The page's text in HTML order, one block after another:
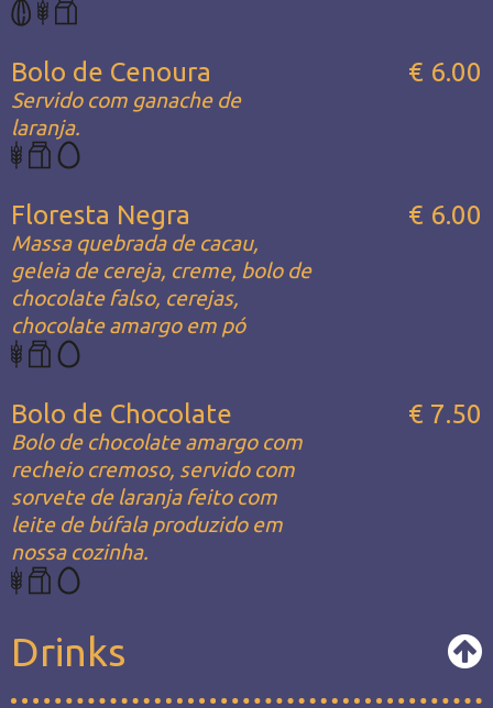
Bolo de Cenoura
Servido com ganache de
laranja.
€ 6.00
Floresta Negra
Massa quebrada de cacau,
geleia de cereja, creme, bolo de
chocolate falso, cerejas,
chocolate amargo em pó
€ 6.00
Bolo de Chocolate
Bolo de chocolate amargo com
recheio cremoso, servido com
sorvete de laranja feito com
leite de búfala produzido em
nossa cozinha.
€ 7.50
Drinks